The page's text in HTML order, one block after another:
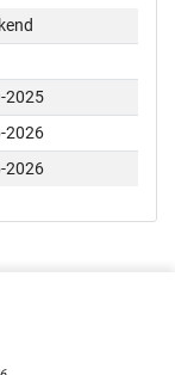
2025
2026
2026